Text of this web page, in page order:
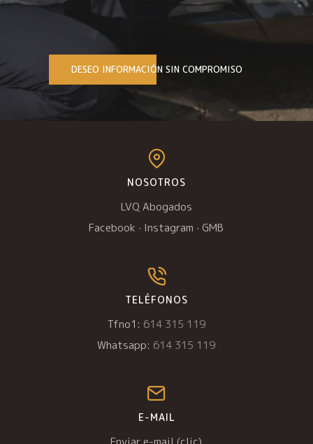
DESEO INFORMACIÓN SIN COMPROMISO
NOSOTROS
LVQ Abogados
Facebook · Instagram · GMB
TELÉFONOS
Tfno1: 614 315 119
Whatsapp: 614 315 119
E-MAIL